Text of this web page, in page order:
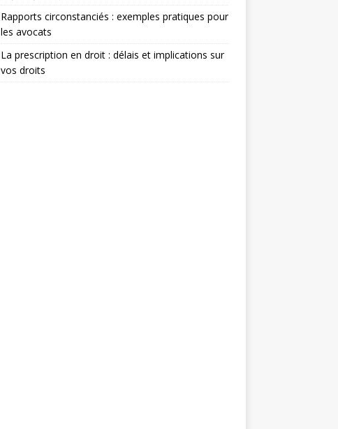
Rapports circonstanciés : exemples pratiques pour
les avocats
La prescription en droit : délais et implications sur
vos droits